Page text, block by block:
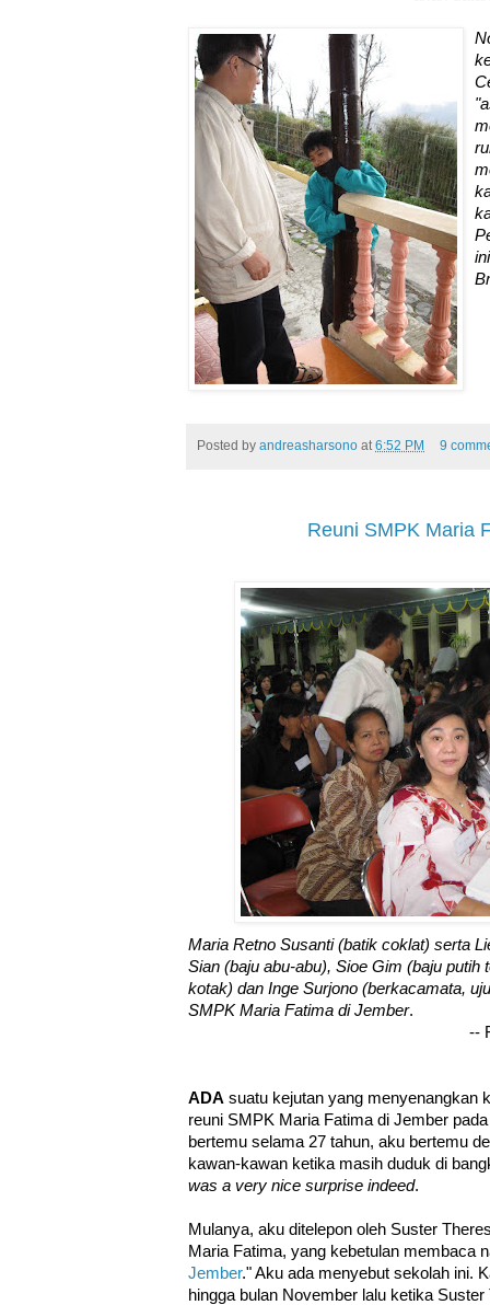
Posted by andreasharsono at 6:52 PM 9
Reuni SMPK Maria
Maria Retno Susanti (batik coklat) serta
Sian (baju abu-abu), Sioe Gim (baju putih
kotak) dan Inge Surjono (berkacamata,
SMPK Maria Fatima di Jember.
--
ADA suatu kejutan yang menyenangkan
reuni SMPK Maria Fatima di Jember
bertemu selama 27 tahun, aku bertemu
kawan-kawan ketika masih duduk di
was a very nice surprise indeed.
Mulanya, aku ditelepon oleh Suster
Maria Fatima, yang kebetulan membaca
Jember." Aku ada menyebut sekolah ini.
hingga bulan November lalu ketika